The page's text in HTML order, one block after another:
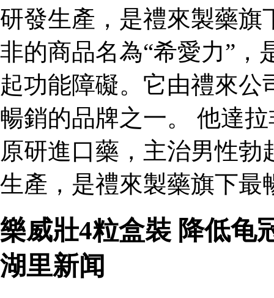
研發生產，是禮來製藥旗
非的商品名為“希愛力”，
起功能障礙。它由禮來
暢銷的品牌之一。 他達
原研進口藥，主治男性
生產，是禮來製藥旗下最
樂威壯4粒盒裝 降低龟
湖里新闻